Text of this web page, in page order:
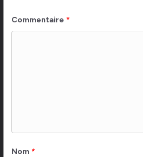
Commentaire *
Nom *